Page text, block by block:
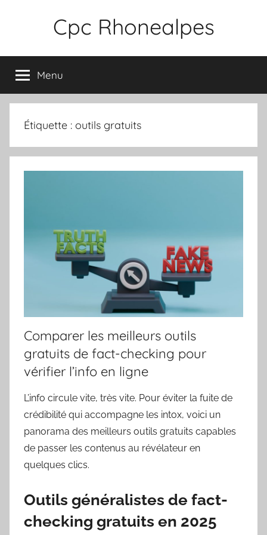
Cpc Rhonealpes
Menu
Étiquette : outils gratuits
Comparer les meilleurs outils
gratuits de fact-checking pour
vérifier l’info en ligne
L’info circule vite, très vite. Pour éviter la fuite de
crédibilité qui accompagne les intox, voici un
panorama des meilleurs outils gratuits capables
de passer les contenus au révélateur en
quelques clics.
Outils généralistes de fact-
checking gratuits en 2025